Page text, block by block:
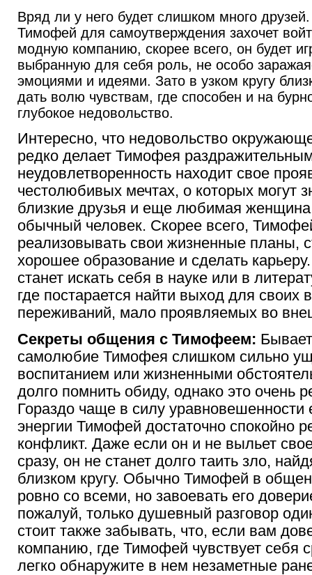
Вряд ли у него будет слишком много
Тимофей для самоутверждения захочет
модную компанию, скорее всего, он будет
выбранную для себя роль, не особо
эмоциями и идеями. Зато в узком кругу
дать волю чувствам, где способен и на
глубокое недовольство.
Интересно, что недовольство
редко делает Тимофея
неудовлетворенность находит свое
честолюбивых мечтах, о которых могут
близкие друзья и еще любимая
обычный человек. Скорее всего,
реализовывать свои жизненные планы,
хорошее образование и сделать
станет искать себя в науке или в
где постарается найти выход для своих
переживаний, мало проявляемых во
Секреты общения с Тимофеем:
самолюбие Тимофея слишком сильно
воспитанием или жизненными
долго помнить обиду, однако это очень
Гораздо чаще в силу уравновешенности
энергии Тимофей достаточно спокойно
конфликт. Даже если он и не выльет
сразу, он не станет долго таить зло,
близком кругу. Обычно Тимофей в
ровно со всеми, но завоевать его
пожалуй, только душевный разговор
стоит также забывать, что, если вам
компанию, где Тимофей чувствует себя
легко обнаружите в нем незаметные